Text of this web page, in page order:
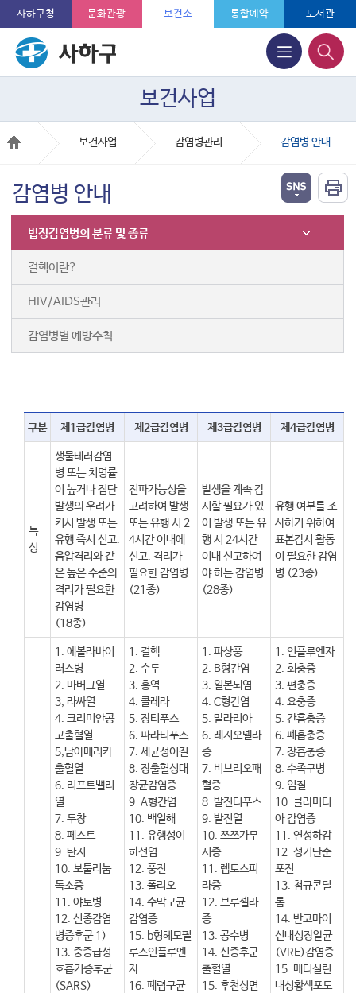
사하구청 문화관광 보건소 통합예약 도서관
보건사업
보건사업 감염병관리 감염병 안내
감염병 안내
법정감염병의 분류 및 종류
결핵이란?
HIV/AIDS관리
감염병별 예방수칙
구분 제1급감염병 제2급감염병 제3급감염병 제4급감염병
특
성
생물테러감염
병 또는 치명률
이 높거나 집단
발생의 우려가
커서 발생 또는
유행 즉시 신고.
음압격리와 같
은 높은 수준의
격리가 필요한
감염병
(18종)
전파가능성을
고려하여 발생
또는 유행 시 2
4시간 이내에
신고. 격리가
필요한 감염병
(21종)
발생을 계속 감
시할 필요가 있
어 발생 또는 유
행 시 24시간
이내 신고하여
야 하는 감염병
(28종)
유행 여부를 조
사하기 위하여
표본감시 활동
이 필요한 감염
병 (23종)
1. 에볼라바이
러스병
2. 마버그열
3, 라싸열
4. 크리미안콩
고출혈열
5,남아메리카
출혈열
6. 리프트밸리
열
7. 두창
8. 페스트
9. 탄저
10. 보툴리눔
독소증
11. 야토병
12. 신종감염
병증후군 1)
13. 중증급성
호흡기증후군
(SARS)
1. 결핵
2. 수두
3. 홍역
4. 콜레라
5. 장티푸스
6. 파라티푸스
7. 세균성이질
8. 장출혈성대
장균감염증
9. A형간염
10. 백일해
11. 유행성이
하선염
12. 풍진
13. 폴리오
14. 수막구균
감염증
15. b형헤모필
루스인플루엔
자
16. 폐렴구균
1. 파상풍
2. B형간염
3. 일본뇌염
4. C형간염
5. 말라리아
6. 레지오넬라
증
7. 비브리오패
혈증
8. 발진티푸스
9. 발진열
10. 쯔쯔가무
시증
11. 렙토스피
라증
12. 브루셀라
증
13. 공수병
14. 신증후군
출혈열
15. 후천성면
1. 인플루엔자
2. 회충증
3. 편충증
4. 요충증
5. 간흡충증
6. 폐흡충증
7. 장흡충증
8. 수족구병
9. 임질
10. 클라미디
아 감염증
11. 연성하감
12. 성기단순
포진
13. 첨규콘딜
롬
14. 반코마이
신내성장알균
(VRE)감염증
15. 메티실린
내성황색포도